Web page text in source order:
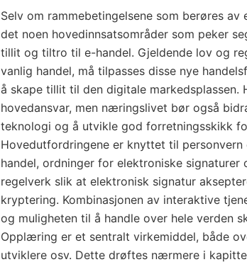
Selv om rammebetingelsene som berøres
det noen hovedinnsatsområder som peker
tillit og tiltro til e-handel. Gjeldende lov og
vanlig handel, må tilpasses disse nye
å skape tillit til den digitale markedsplassen.
hovedansvar, men næringslivet bør også
teknologi og å utvikle god forretningsskikk
Hovedutfordringene er knyttet til
handel, ordninger for elektroniske signaturer
regelverk slik at elektronisk signatur
kryptering. Kombinasjonen av interaktive
og muligheten til å handle over hele verden
Opplæring er et sentralt virkemiddel, både
utviklere osv. Dette drøftes nærmere i